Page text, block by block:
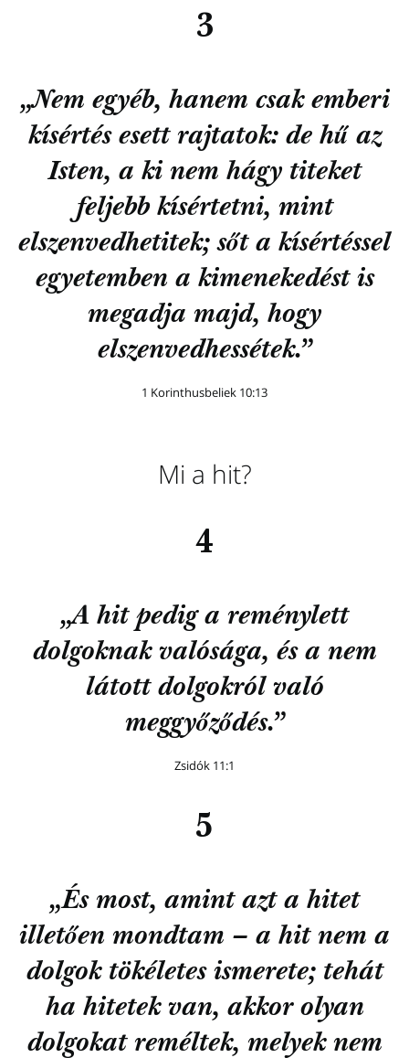
3
„Nem egyéb, hanem csak emberi
kísértés esett rajtatok: de hű az
Isten, a ki nem hágy titeket
feljebb kísértetni, mint
elszenvedhetitek; sőt a kísértéssel
egyetemben a kimenekedést is
megadja majd, hogy
elszenvedhessétek.”
1 Korinthusbeliek 10:13
Mi a hit?
4
„A hit pedig a reménylett
dolgoknak valósága, és a nem
látott dolgokról való
meggyőződés.”
Zsidók 11:1
5
„És most, amint azt a hitet
illetően mondtam – a hit nem a
dolgok tökéletes ismerete; tehát
ha hitetek van, akkor olyan
dolgokat reméltek, melyek nem